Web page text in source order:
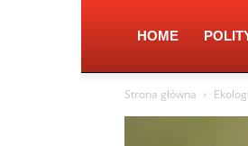
HOME
Strona główna